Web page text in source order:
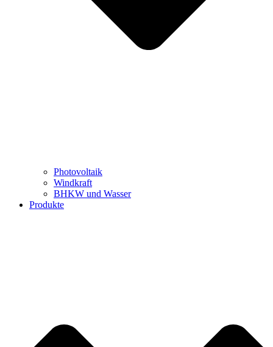
Photovoltaik
Windkraft
BHKW und Wasser
Produkte